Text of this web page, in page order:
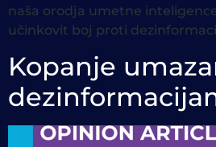
naša orodja umetne
učinkovit boj proti
Kopanje